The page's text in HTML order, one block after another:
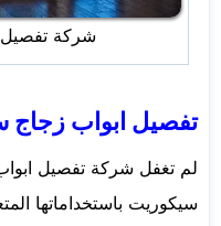
شركة تفصيل
تفصيل ابواب زجاج
لم تغفل شركة تفصيل
سيكوريت باستخداماتها